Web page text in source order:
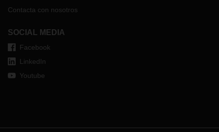
Contacta con nosotros
SOCIAL MEDIA
Facebook
LinkedIn
Youtube